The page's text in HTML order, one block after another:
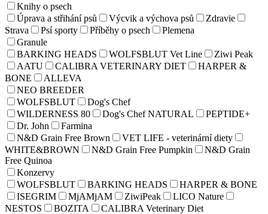
Knihy o psech
Úprava a střihání psů
Výcvik a výchova psů
Zdravie
Strava
Psí sporty Příběhy o psech
Plemena
Granule
BARKING HEADS
WOLFSBLUT Vet Line
Ziwi Peak
AATU
CALIBRA VETERINARY DIET
HARPER &
BONE
ALLEVA
NEO BREEDER
WOLFSBLUT
Dog's Chef
WILDERNESS 80
Dog's Chef NATURAL
PEPTIDE+
Dr. John
Farmina
N&D Grain Free Brown
VET LIFE - veterinární diety
WHITE&BROWN
N&D Grain Free Pumpkin
N&D Grain
Free Quinoa
Konzervy
WOLFSBLUT
BARKING HEADS
HARPER & BONE
ISEGRIM
MjAMjAM ZiwiPeak
LICO Nature
NESTOS
BOZITA
CALIBRA Veterinary Diet